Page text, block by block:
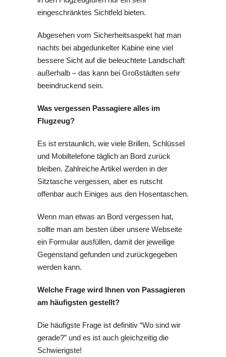
eingeschränktes Sichtfeld bieten.
Abgesehen vom Sicherheitsaspekt hat man
nachts bei abgedunkelter Kabine eine viel
bessere Sicht auf die beleuchtete Landschaft
außerhalb – das kann bei Großstädten sehr
beeindruckend sein.
Was vergessen Passagiere alles im
Flugzeug?
Es ist erstaunlich, wie viele Brillen, Schlüssel
und Mobiltelefone täglich an Bord zurück
bleiben. Zahlreiche Artikel werden in der
Sitztasche vergessen, aber es rutscht
offenbar auch Einiges aus den Hosentaschen.
Wenn man etwas an Bord vergessen hat,
sollte man am besten über unsere Webseite
ein Formular ausfüllen, damit der jeweilige
Gegenstand gefunden und zurückgegeben
werden kann.
Welche Frage wird Ihnen von Passagieren
am häufigsten gestellt?
Die häufigste Frage ist definitiv “Wo sind wir
gerade?” und es ist auch gleichzeitig die
Schwierigste!